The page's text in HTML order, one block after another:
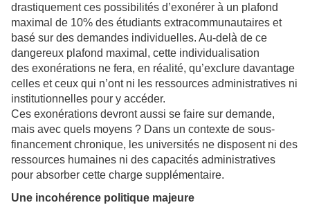
drastiquement ces possibilités d’exonérer à un plafond
maximal de 10% des étudiants extracommunautaires et
basé sur des demandes individuelles. Au-delà de ce
dangereux plafond maximal, cette individualisation
des exonérations ne fera, en réalité, qu’exclure davantage
celles et ceux qui n’ont ni les ressources administratives ni
institutionnelles pour y accéder.
Ces exonérations devront aussi se faire sur demande,
mais avec quels moyens ? Dans un contexte de sous-
financement chronique, les universités ne disposent ni des
ressources humaines ni des capacités administratives
pour absorber cette charge supplémentaire.
Une incohérence politique majeure